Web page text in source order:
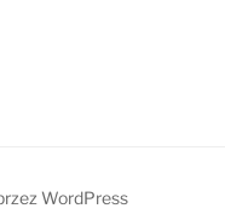
WordPress